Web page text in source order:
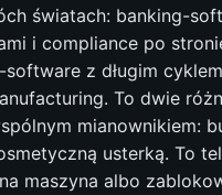
światach: banking-
i compliance po
software z długim
To dwie
mianownikiem:
usterką. To
maszyna albo